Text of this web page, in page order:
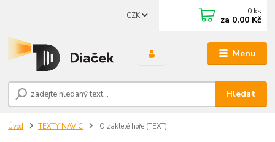
Menu
CZK
Hledat
0 ks
za 0,00 Kč
Úvod TEXTY NAVÍC O zakleté hoře (TEXT)